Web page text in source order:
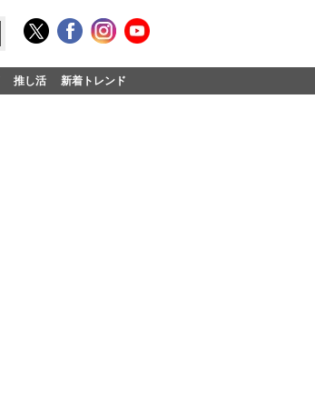
推し活 新着トレンド